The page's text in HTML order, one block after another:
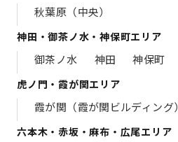
秋葉原（中央）
神田・御茶ノ水・神保町エリア
御茶ノ水 神田 神保町
虎ノ門・霞が関エリア
霞が関（霞が関ビルディング）
六本木・赤坂・麻布・広尾エリア